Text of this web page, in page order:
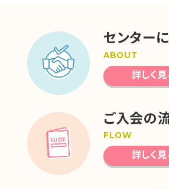
センター
ABOUT
詳しく見
ご入会の
FLOW
詳しく見